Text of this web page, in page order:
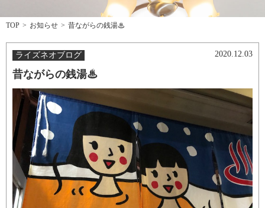
TOP お知らせ 昔ながらの銭湯♨
2020.12.03
ライズネオブログ
昔ながらの銭湯♨